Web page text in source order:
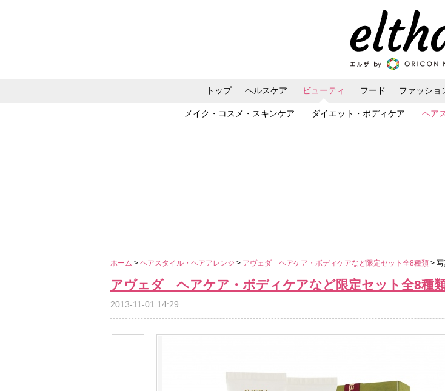
トップ ヘルスケア ビューティ
メイク・コスメ・スキンケア ダイエット・ボディケア ヘア
フード ファッショ
ホーム > ヘアスタイル・ヘアアレンジ > アヴェダ ヘアケア・ボディケアなど限定セット全8種類 > 写
アヴェダ ヘアケア・ボディケアなど限定セット全8種
2013-11-01 14:29